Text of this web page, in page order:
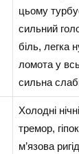
цьому
сильний
біль, легка
ломота у
сильна
Холодні
тремор,
м’язова